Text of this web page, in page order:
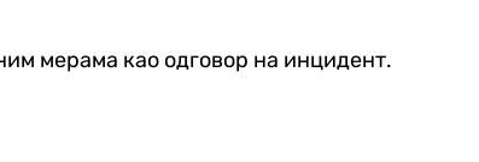
мерама као одговор на инцидент.